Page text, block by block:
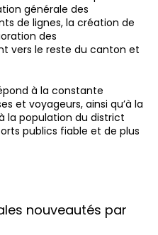
générale des
de lignes, la création de
des
vers le reste du canton et
à la constante
et voyageurs, ainsi qu’à la
la population du district
publics fiable et de plus
nouveautés par